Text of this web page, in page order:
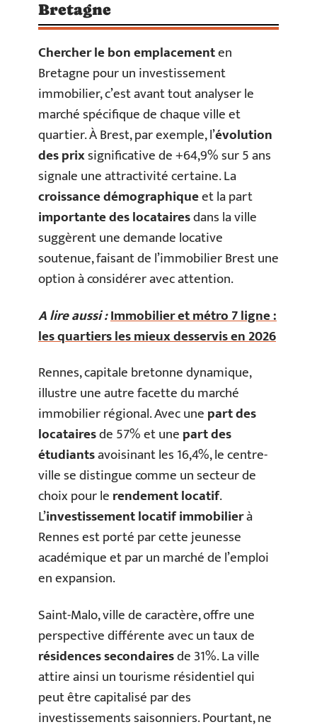
Bretagne
Chercher le bon emplacementen
Bretagne pour un investissement
immobilier, c’est avant tout analyser le
marché spécifique de chaque ville et
quartier. À Brest, par exemple, l’évolution
des prixsignificative de +64,9% sur 5 ans
signale une attractivité certaine. La
croissance démographiqueet la part
importante des locatairesdans la ville
suggèrent une demande locative
soutenue, faisant de l’immobilier Brest une
option à considérer avec attention.
A lire aussi :Immobilier et métro 7 ligne :
les quartiers les mieux desservis en 2026
Rennes, capitale bretonne dynamique,
illustre une autre facette du marché
immobilier régional. Avec unepart des
locatairesde 57% et unepart des
étudiantsavoisinant les 16,4%, le centre-
ville se distingue comme un secteur de
choix pour lerendement locatif.
L’investissement locatif immobilierà
Rennes est porté par cette jeunesse
académique et par un marché de l’emploi
en expansion.
Saint-Malo, ville de caractère, offre une
perspective différente avec un taux de
résidences secondairesde 31%. La ville
attire ainsi un tourisme résidentiel qui
peut être capitalisé par des
investissements saisonniers. Pourtant, ne